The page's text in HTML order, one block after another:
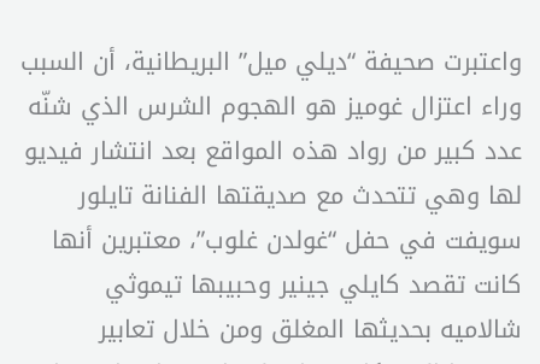
واعتبرت صحيفة “ديلي ميل” البريطانية، أن السبب
وراء اعتزال غوميز هو الهجوم الشرس الذي شنّه
عدد كبير من رواد هذه المواقع بعد انتشار فيديو
لها وهي تتحدث مع صديقتها الفنانة تايلور
سويفت في حفل “غولدن غلوب”، معتبرين أنها
كانت تقصد كايلي جينير وحبيبها تيموثي
شالاميه بحديثها المغلق ومن خلال تعابير